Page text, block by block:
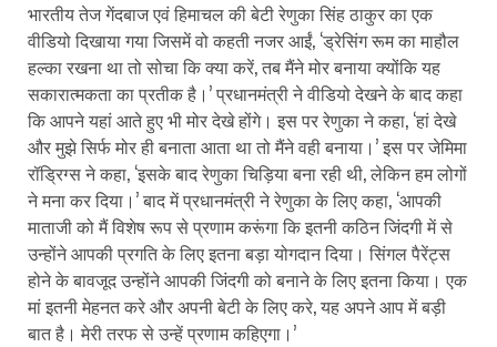
भारतीय तेज गेंदबाज एवं हिमाचल की बेटी रेणुका सिंह ठाकुर का एक
वीडियो दिखाया गया जिसमें वो कहती नजर आईं, ‘ड्रेसिंग रूम का माहौल
हल्का रखना था तो सोचा कि क्या करें, तब मैंने मोर बनाया क्योंकि यह
सकारात्मकता का प्रतीक है।’ प्रधानमंत्री ने वीडियो देखने के बाद कहा
कि आपने यहां आते हुए भी मोर देखे होंगे। इस पर रेणुका ने कहा, ‘हां देखे
और मुझे सिर्फ मोर ही बनाता आता था तो मैंने वही बनाया।’ इस पर जेमिमा
रॉड्रिग्स ने कहा, ‘इसके बाद रेणुका चिड़िया बना रही थी, लेकिन हम लोगों
ने मना कर दिया।’ बाद में प्रधानमंत्री ने रेणुका के लिए कहा, ‘आपकी
माताजी को मैं विशेष रूप से प्रणाम करूंगा कि इतनी कठिन जिंदगी में से
उन्होंने आपकी प्रगति के लिए इतना बड़ा योगदान दिया। सिंगल पैरेंट्स
होने के बावजूद उन्होंने आपकी जिंदगी को बनाने के लिए इतना किया। एक
मां इतनी मेहनत करे और अपनी बेटी के लिए करे, यह अपने आप में बड़ी
बात है। मेरी तरफ से उन्हें प्रणाम कहिएगा।’